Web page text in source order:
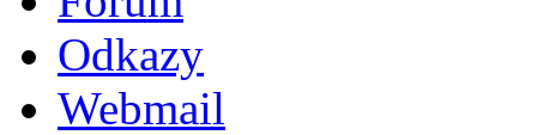
Odkazy
Webmail